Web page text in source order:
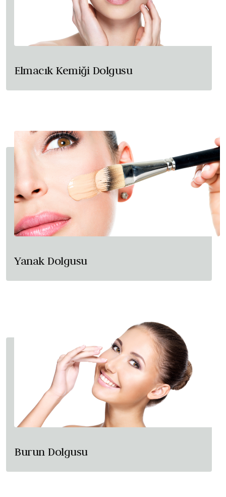
Elmacık Kemiği Dolgusu
Yanak Dolgusu
Burun Dolgusu